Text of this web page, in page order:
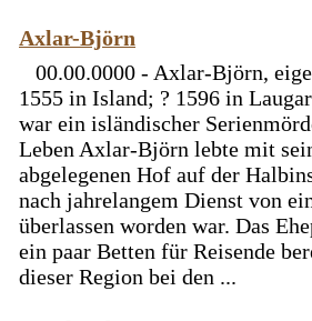
Axlar-Björn
00.00.0000 - Axlar-Björn,
1555 in Island; ? 1596 in
war ein isländischer
Leben Axlar-Björn lebte mit
abgelegenen Hof auf der
nach jahrelangem Dienst von
überlassen worden war. Das
ein paar Betten für Reisende
dieser Region bei den ...